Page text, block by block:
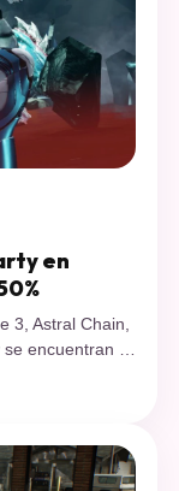
en
3, Astral Chain,
encuentran a
sobre todo si
de todos, […]